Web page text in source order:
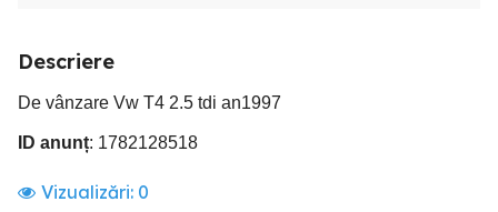
Descriere
De vânzare Vw T4 2.5 tdi an1997
ID anunț: 1782128518
Vizualizări: 0